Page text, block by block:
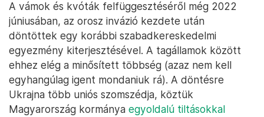
A vámok és kvóták felfüggesztéséről még 2022
júniusában, az orosz invázió kezdete után
döntöttek egy korábbi szabadkereskedelmi
egyezmény kiterjesztésével. A tagállamok között
ehhez elég a minősített többség (azaz nem kell
egyhangúlag igent mondaniuk rá). A döntésre
Ukrajna több uniós szomszédja, köztük
Magyarország kormánya egyoldalú tiltásokkal